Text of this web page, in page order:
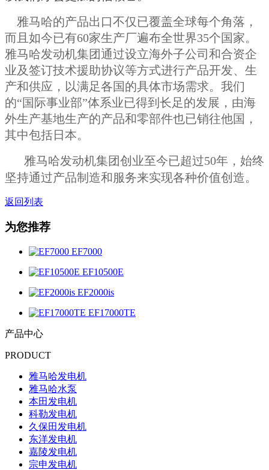
雅马哈的产品出口不仅已覆盖全球每个角落，
而且如今已有60家生产厂遍布全世界35个国家。
雅马哈发动机集团通过设立海外子公司和合资企
业及签订技术援助协议等方式进行产品开发、生
产和供应，以满足各国的具体市场需求。我们
的“国际事业部”体系业已得到长足的发展，由海
外生产基地生产的产品和零部件也已销往他国，
其中包括日本。
雅马哈发动机集团创业至今已超过50年，始终
坚持通过产品制造和服务来实现各种价值创造。
返回列表
为您推荐
EF7000
EF10500E
EF2000is
EF17000TE
产品中心
PRODUCT
雅马哈发电机
雅马哈水泵
本田发电机
科勒发电机
久保田发电机
东洋发电机
嘉陵发电机
宗申发电机